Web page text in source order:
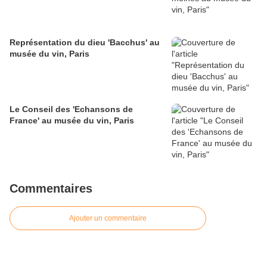
Représentation du dieu 'Bacchus' au
musée du vin, Paris
Le Conseil des 'Echansons de
France' au musée du vin, Paris
Commentaires
Ajouter un commentaire